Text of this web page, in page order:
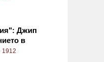
Джип
в
1912